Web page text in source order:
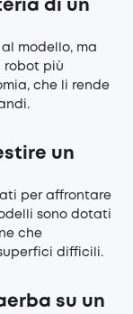
di un
modello, ma
robot più
che li rende
un
per affrontare
sono dotati
che
difficili.
su un